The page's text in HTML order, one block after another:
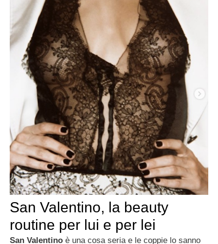
San Valentino, la beauty
routine per lui e per lei
San Valentino è una cosa seria e le coppie lo sanno